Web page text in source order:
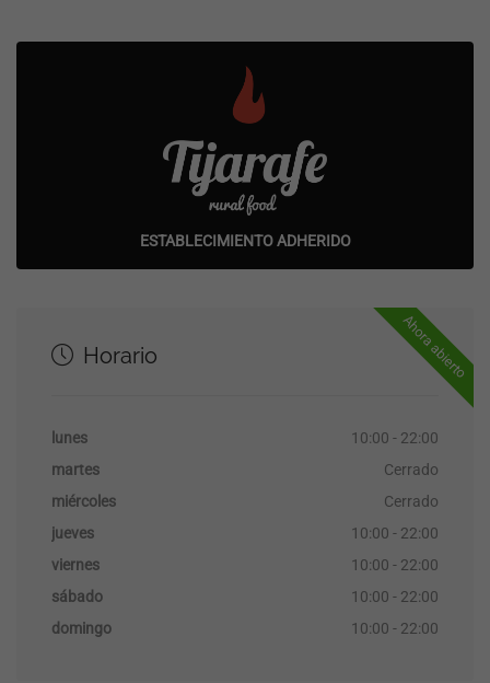
ESTABLECIMIENTO ADHERIDO
Ahora abierto
Horario
lunes
10:00 - 22:00
martes
Cerrado
miércoles
Cerrado
jueves
10:00 - 22:00
viernes
10:00 - 22:00
sábado
10:00 - 22:00
domingo
10:00 - 22:00
Necesarias
cookies no